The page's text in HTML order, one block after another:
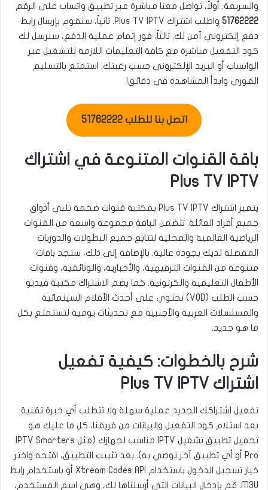
والسريعة. أولاً، تواصل معنا مباشرة عبر تطبيق واتساب على الرقم
51762222
واطلب اشتراك Plus TV IPTV. ثانياً، سنقوم بإرسال رابط
دفع إلكتروني آمن لك. ثالثاً، فور إتمام عملية الدفع، سنرسل لك
كود التفعيل مباشرة مع كافة التعليمات اللازمة للتشغيل عبر
الواتساب أو البريد الإلكتروني حسب رغبتك. استمتع بالتسليم
الفوري وابدأ المشاهدة في دقائق!
اتصل بنا للطلب 51762222
باقة القنوات المتنوعة في اشتراك
Plus TV IPTV
يتميز اشتراك Plus TV IPTV بمكتبة قنوات ضخمة تلبي أذواق
جميع أفراد العائلة. تتضمن الباقة مجموعة واسعة من القنوات
الرياضية العالمية والمحلية لتتابع جميع البطولات والدوريات
المفضلة لديك بجودة عالية. بالإضافة إلى ذلك، ستجد باقات
متنوعة من القنوات الترفيهية، والأخبارية، والوثائقية، وقنوات
الأطفال التعليمية والكرتونية. كما يضم الاشتراك مكتبة فيديو
حسب الطلب (VOD) تحتوي على أحدث الأفلام السينمائية
والمسلسلات العربية والأجنبية مع تحديثات يومية لتستمتع بكل
ما هو جديد.
شرح بالخطوات: كيفية تفعيل
اشتراك Plus TV IPTV
تفعيل اشتراكك الجديد عملية سهلة ولا تتطلب أي خبرة تقنية.
بعد استلام كود التفعيل والبيانات من فريقنا، كل ما عليك هو
تحميل تطبيق تشغيل IPTV مناسب لجهازك (مثل IPTV Smarters
Pro أو أي تطبيق آخر نوصي به). بعد تثبيت التطبيق، افتحه واختر
خيار تسجيل الدخول باستخدام Xtream Codes API أو باستخدام رابط
M3U. قم بإدخال البيانات التي أرسلناها لك، وهي اسم المستخدم،